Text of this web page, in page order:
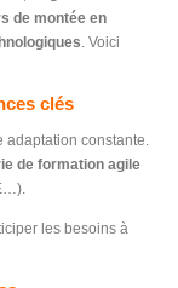
de montée en
. Voici
clés
adaptation constante.
de formation agile
les besoins à